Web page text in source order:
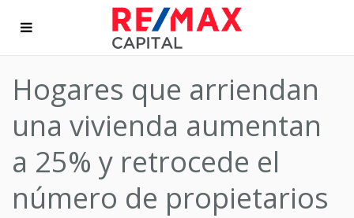
Hogares que arriendan
una vivienda aumentan
a 25% y retrocede el
número de propietarios